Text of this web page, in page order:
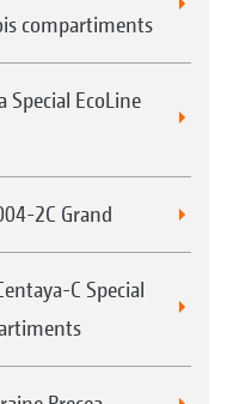
compartiments
Special EcoLine
2C Grand
C Special